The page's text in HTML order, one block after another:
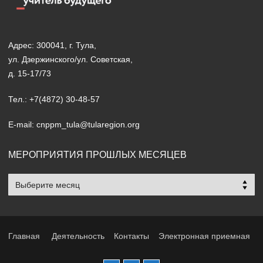
Адрес: 300041, г. Тула,
ул. Дзержинского/ул. Советская,
д. 15-17/73
Тел.: +7(4872) 30-48-57
E-mail: cnppm_tula@tularegion.org
МЕРОПРИЯТИЯ ПРОШЛЫХ МЕСЯЦЕВ
Мероприятия
прошлых
Главная Деятельность Контакты Электронная приемная